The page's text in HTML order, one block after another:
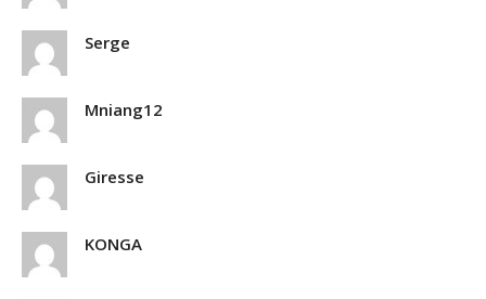
Serge
Mniang12
Giresse
KONGA